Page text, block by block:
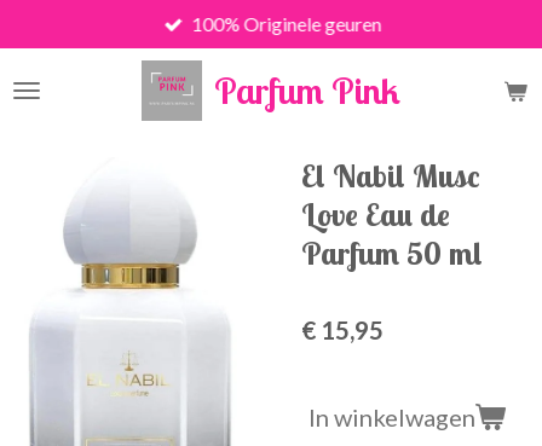
direct
naar
Parfum Pink
100% Originele geuren
El Nabil Musc
Love Eau de
Parfum 50 ml
€ 15,95
In winkelwagen